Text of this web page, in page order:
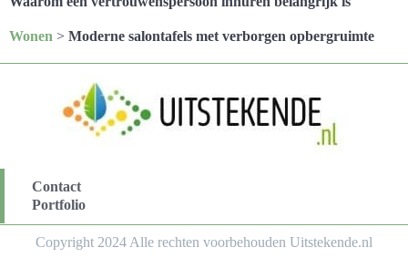
Wonen > Moderne salontafels met verborgen opbergruimte
Contact
Portfolio
Copyright 2024 Alle rechten voorbehouden Uitstekende.nl